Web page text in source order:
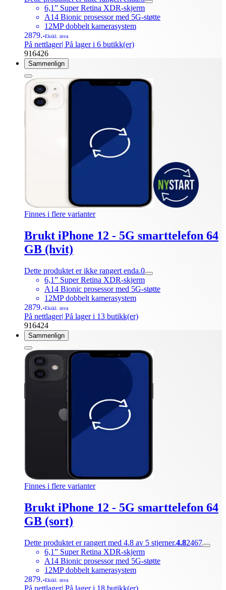
6,1” Super Retina XDR-skjerm
A14 Bionic prosessor med 5G-støtte
12MP dobbelt kamerasystem
2879.-Ekskl. mva
På nettlager| På lager i 6 butikk(er)
916426
Sammenlign
Finnes i flere varianter
Brukt iPhone 12 - 5G smarttelefon 64
GB (hvit)
Dette produktet er ikke rangert enda.0
6,1” Super Retina XDR-skjerm
A14 Bionic prosessor med 5G-støtte
12MP dobbelt kamerasystem
2879.-Ekskl. mva
På nettlager| På lager i 13 butikk(er)
916424
Sammenlign
Finnes i flere varianter
Brukt iPhone 12 - 5G smarttelefon 64
GB (sort)
Dette produktet er rangert med 4.8 av 5 stjerner.4.82467
6,1” Super Retina XDR-skjerm
A14 Bionic prosessor med 5G-støtte
12MP dobbelt kamerasystem
2879.-Ekskl. mva
På nettlager| På lager i 18 butikk(er)